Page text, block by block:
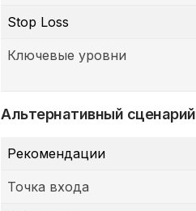
Stop Loss
Ключевые уровни
Альтернативный сценарий
Рекомендации
Точка входа